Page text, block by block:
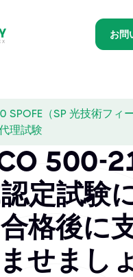
お問
SPOFE（SP 光技術フィ
理試験
500-
認定試験
格後に
せまし